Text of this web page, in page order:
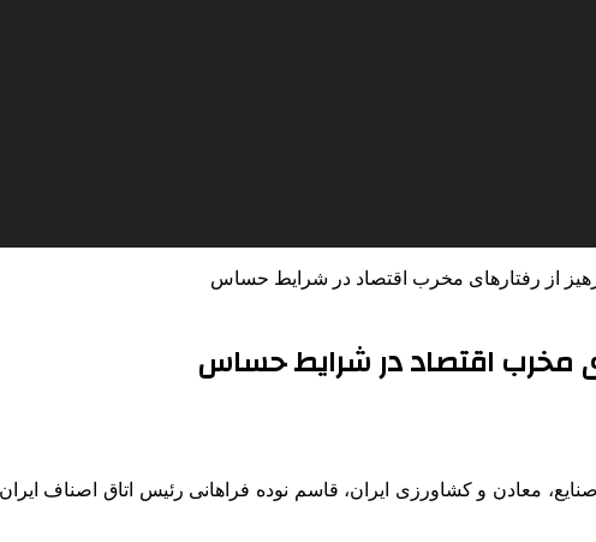
پرهیز از رفتارهای مخرب اقتصاد در شرایط حساس
مخرب اقتصاد در شرایط حساس
معادن و کشاورزی ایران، قاسم نوده فراهانی رئیس اتاق اصناف ایران